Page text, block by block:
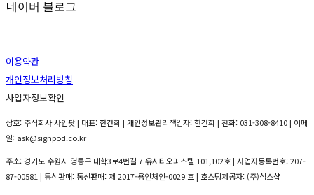
네이버 블로그
이용약관
개인정보처리방침
사업자정보확인
상호: 주식회사 사인팟 | 대표: 한건희 | 개인정보관리책임자: 한건희 | 전화: 031-308-8410 | 이메
일: ask@signpod.co.kr
주소: 경기도 수원시 영통구 대학3로4번길 7 유시티오피스텔 101,102호 | 사업자등록번호:207-
87-00581 | 통신판매: 통신판매: 제 2017-용인처인-0029 호 | 호스팅제공자: (주)식스샵